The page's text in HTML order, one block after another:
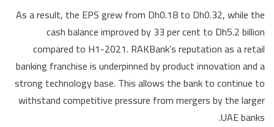
As a result, the EPS grew from Dh0.18 to Dh0.32, while the
cash balance improved by 33 per cent to Dh5.2 billion
compared to H1-2021. RAKBank’s reputation as a retail
banking franchise is underpinned by product innovation and a
strong technology base. This allows the bank to continue to
withstand competitive pressure from mergers by the larger
UAE banks.